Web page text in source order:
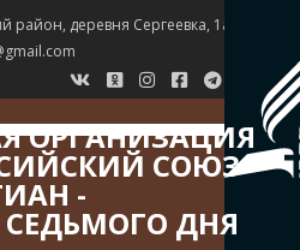
район, деревня Сергеевка, 1а